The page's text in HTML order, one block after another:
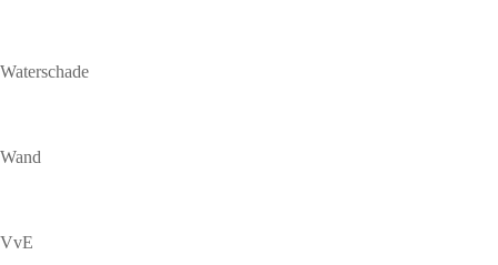
Waterschade
Wand
VvE